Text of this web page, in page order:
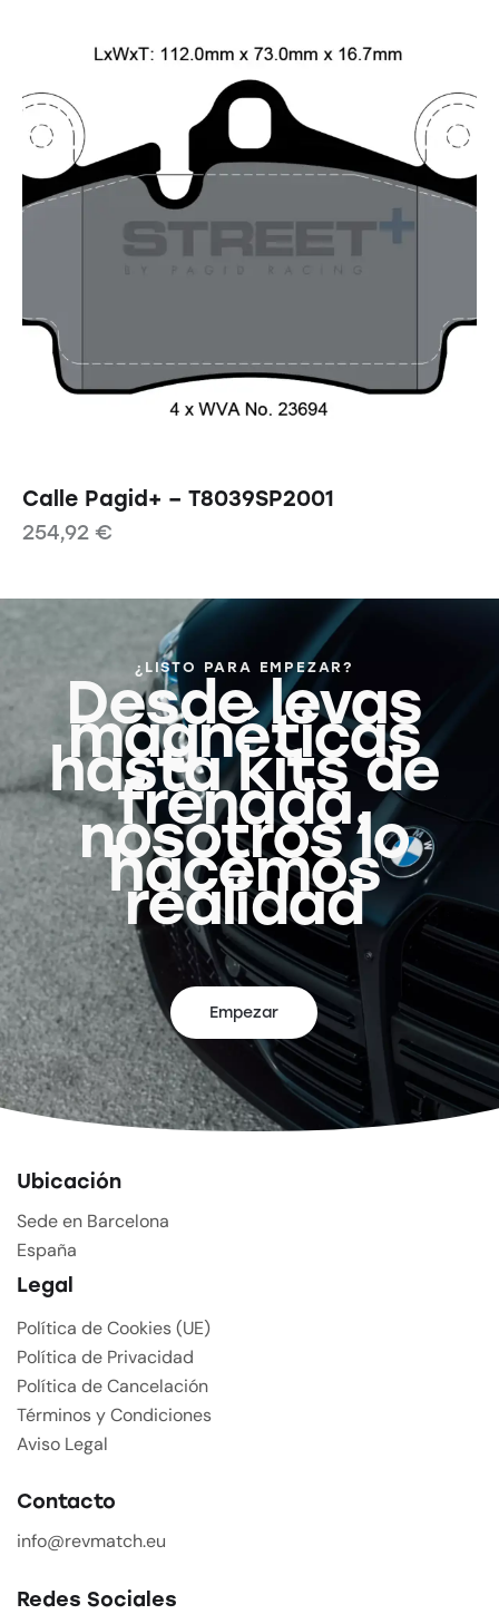
Calle Pagid+ – T8039SP2001
254,92 €
¿LISTO PARA EMPEZAR?
Desde levas
magnéticas
hasta kits de
frenada,
nosotros lo
hacemos
realidad
Empezar
Ubicación
Sede en Barcelona
España
Legal
Política de Cookies (UE)
Política de Privacidad
Política de Cancelación
Términos y Condiciones
Aviso Legal
Contacto
info@revmatch.eu
Redes Sociales